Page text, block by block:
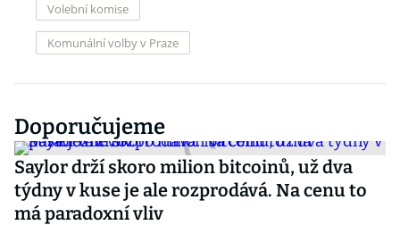
Volební komise
Komunální volby v Praze
Doporučujeme
Saylor drží skoro milion bitcoinů, už dva
týdny v kuse je ale rozprodává. Na cenu to
má paradoxní vliv